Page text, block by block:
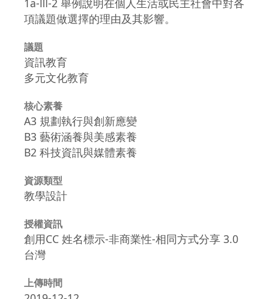
1a-Ⅲ-2 舉例說明在個人生活或民主社會中對各
項議題做選擇的理由及其影響。
議題
資訊教育
多元文化教育
核心素養
A3 規劃執行與創新應變
B3 藝術涵養與美感素養
B2 科技資訊與媒體素養
資源類型
教學設計
授權資訊
創用CC 姓名標示-非商業性-相同方式分享 3.0
台灣
上傳時間